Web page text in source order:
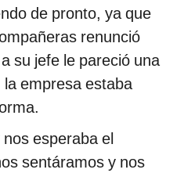
de pronto, ya que
renunció
su jefe le pareció una
empresa estaba
esperaba el
sentáramos y nos